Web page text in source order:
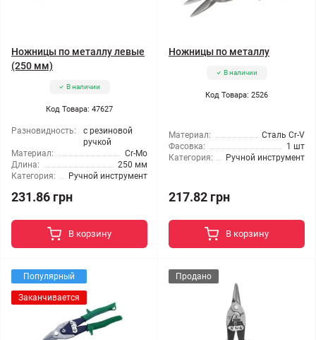
Ножницы по металлу левые
(250 мм)
В наличии
Код Товара: 47627
Разновидность:
с резиновой
ручкой
Материал:
Cr-Mo
Длина:
250 мм
Категория:
Ручной инструмент
231.86 грн
В корзину
Ножницы по металлу
В наличии
Код Товара: 2526
Материал:
Сталь Cr-V
Фасовка:
1 шт
Категория:
Ручной инструмент
217.82 грн
В корзину
Популярный
Заканчивается
Продано